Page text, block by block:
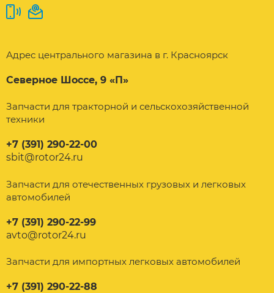
Адрес центрального магазина в г. Красноярск
Северное Шоссе, 9 «П»
Запчасти для тракторной и сельскохозяйственной
техники
+7 (391) 290-22-00
sbit@rotor24.ru
Запчасти для отечественных грузовых и легковых
автомобилей
+7 (391) 290-22-99
avto@rotor24.ru
Запчасти для импортных легковых автомобилей
+7 (391) 290-22-88